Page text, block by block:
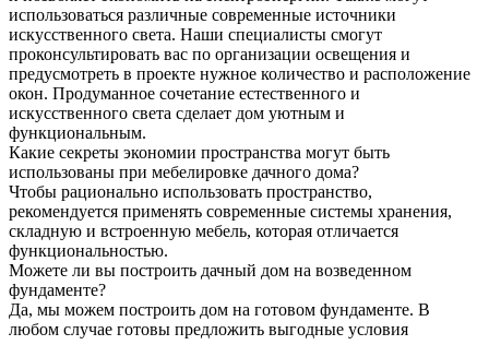
использоваться различные современные источники
искусственного света. Наши специалисты смогут
проконсультировать вас по организации освещения и
предусмотреть в проекте нужное количество и расположение
окон. Продуманное сочетание естественного и
искусственного света сделает дом уютным и
функциональным.
Какие секреты экономии пространства могут быть
использованы при мебелировке дачного дома?
Чтобы рационально использовать пространство,
рекомендуется применять современные системы хранения,
складную и встроенную мебель, которая отличается
функциональностью.
Можете ли вы построить дачный дом на возведенном
фундаменте?
Да, мы можем построить дом на готовом фундаменте. В
любом случае готовы предложить выгодные условия